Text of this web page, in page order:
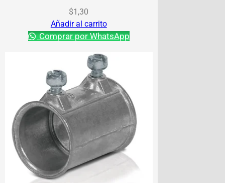
$1,30
Añadir al carrito
Comprar por WhatsApp